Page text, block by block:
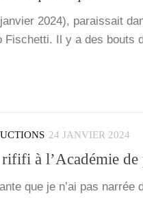
2024), parais­sait
Fischet­ti. Il y a des bouts
24 JANVIER 2024
à l’Académie de
que je n’ai pas nar­rée